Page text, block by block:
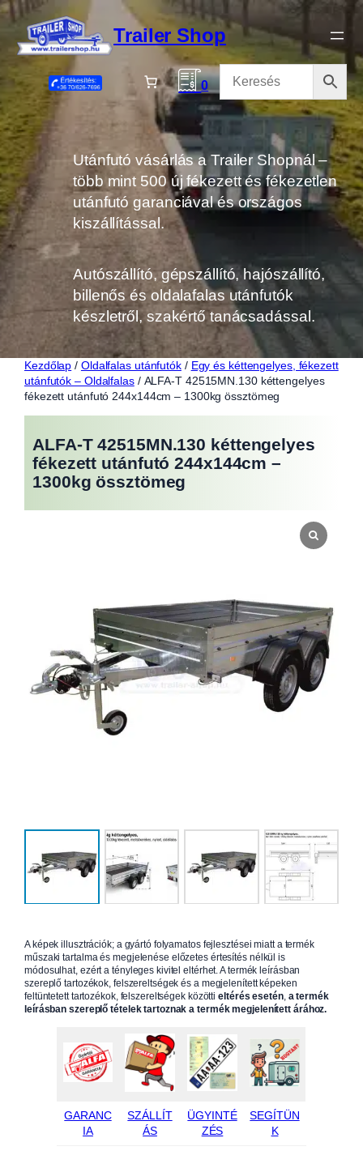
Ugrás
tartalomhoz
Trailer Shop
0
Utánfutó vásárlás a Trailer Shopnál –
több mint 500 új fékezett és fékezetlen
utánfutó garanciával és országos
kiszállítással.
Autószállító, gépszállító, hajószállító,
billenős és oldalafalas utánfutók
készletről, szakértő tanácsadással.
Kezdőlap / Oldalfalas utánfutók/ Egy és kéttengelyes, fékezett
utánfutók – Oldalfalas/ ALFA-T 42515MN.130 kéttengelyes
fékezett utánfutó 244x144cm – 1300kg össztömeg
ALFA-T 42515MN.130 kéttengelyes
fékezett utánfutó 244x144cm –
1300kg össztömeg
A képek illusztrációk; a gyártó folyamatos fejlesztései miatt a termék
műszaki tartalma és megjelenése előzetes értesítés nélkül is
módosulhat, ezért a tényleges kivitel eltérhet. A termék leírásban
szereplő tartozékok, felszereltségek és a megjelenített képeken
feltüntetett tartozékok, felszereltségek közöttieltérés esetén, a termék
leírásban szereplő tételek tartoznak a termék megjelenített árához.
GARANC
IA
SZÁLLÍT
ÁS
ÜGYINTÉ
ZÉS
SEGÍTÜN
K